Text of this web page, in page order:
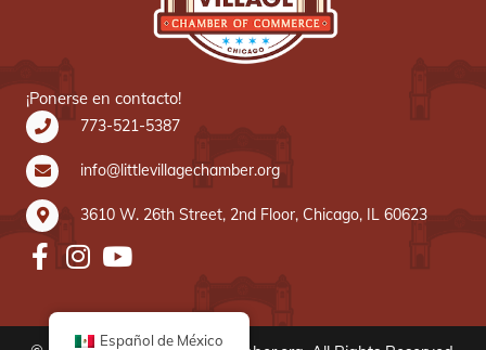
¡Ponerse en contacto!
773-521-5387
info@littlevillagechamber.org
3610 W. 26th Street, 2nd Floor, Chicago, IL 60623
Español de México